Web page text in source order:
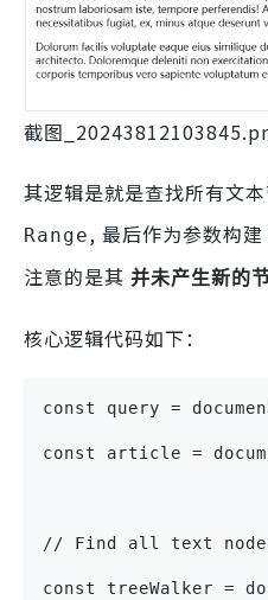
截图
其逻辑是就是查找所有文
Range, 最后作为参数构建
注意的是其 并未产生新的
核心逻辑代码如下：
const query =
const article =
// Find all text
const treeWalker =